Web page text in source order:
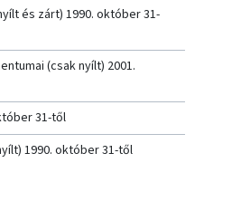
és zárt) 1990. október 31-
(csak nyílt) 2001.
31-től
1990. október 31-től